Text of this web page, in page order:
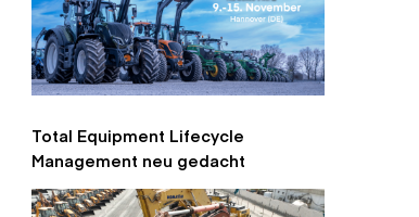
Total Equipment Lifecycle
Management neu gedacht